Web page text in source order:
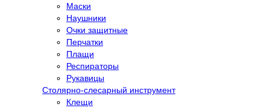
Маски
Наушники
Очки защитные
Перчатки
Плащи
Респираторы
Рукавицы
Столярно-слесарный инструмент
Клещи